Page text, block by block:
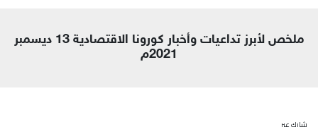
ملخص لأبرز تداعيات وأخبار كورونا الاقتصادية 13 ديسمبر
2021م